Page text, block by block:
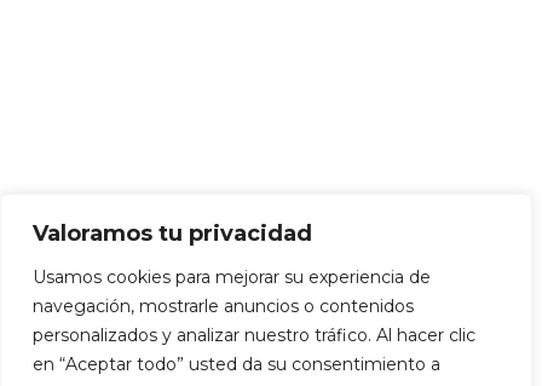
Valoramos tu privacidad
Usamos cookies para mejorar su experiencia de
navegación, mostrarle anuncios o contenidos
personalizados y analizar nuestro tráfico. Al hacer clic
en “Aceptar todo” usted da su consentimiento a